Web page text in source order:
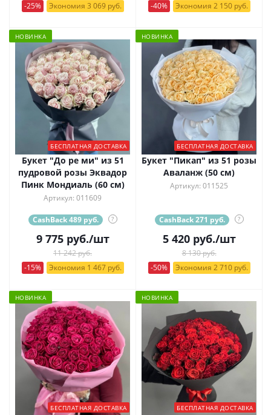
-25%
Экономия 3 069 руб.
-40%
Экономия 2 150 руб.
НОВИНКА
БЕСПЛАТНАЯ ДОСТАВКА
Букет "До ре ми" из 51
пудровой розы Эквадор
Пинк Мондиаль (60 см)
Артикул: 011609
CashBack 489 руб. ?
9 775руб./шт
11 242 руб.
-15%
Экономия 1 467 руб.
НОВИНКА
БЕСПЛАТНАЯ ДОСТАВКА
Букет "Пикап" из 51 розы
Аваланж (50 см)
Артикул: 011525
CashBack 271 руб. ?
5 420руб./шт
8 130 руб.
-50%
Экономия 2 710 руб.
НОВИНКА
БЕСПЛАТНАЯ ДОСТАВКА
НОВИНКА
БЕСПЛАТНАЯ ДОСТАВКА